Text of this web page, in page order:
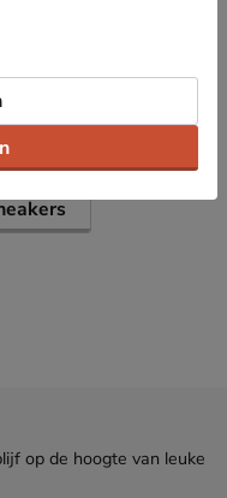
op de hoogte van leuke